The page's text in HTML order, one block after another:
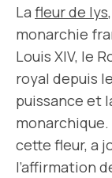
La fleur de lys
monarchie
Louis XIV, le
royal depuis
puissance et
monarchique.
cette fleur, a
l’affirmation